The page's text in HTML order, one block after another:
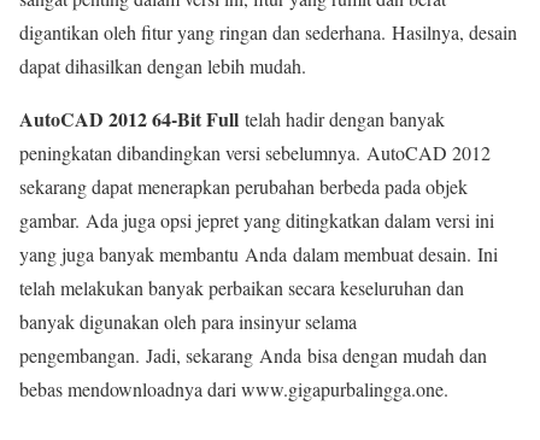
digantikan oleh fitur yang ringan dan sederhana. Hasilnya, desain
dapat dihasilkan dengan lebih mudah.
AutoCAD 2012 64-Bit Full telah hadir dengan banyak
peningkatan dibandingkan versi sebelumnya. AutoCAD 2012
sekarang dapat menerapkan perubahan berbeda pada objek
gambar. Ada juga opsi jepret yang ditingkatkan dalam versi ini
yang juga banyak membantu Anda dalam membuat desain. Ini
telah melakukan banyak perbaikan secara keseluruhan dan
banyak digunakan oleh para insinyur selama
pengembangan. Jadi, sekarang Anda bisa dengan mudah dan
bebas mendownloadnya dari www.gigapurbalingga.one.